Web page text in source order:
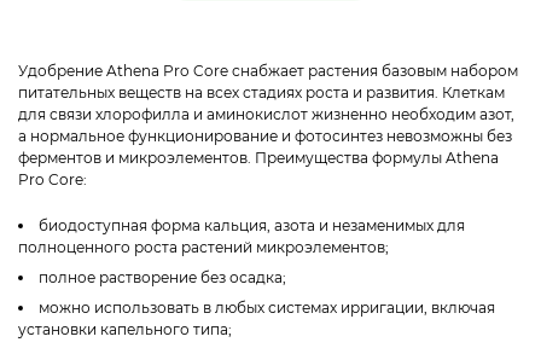
Удобрение Athena Pro Core снабжает растения базовым набором
питательных веществ на всех стадиях роста и развития. Клеткам
для связи хлорофилла и аминокислот жизненно необходим азот,
а нормальное функционирование и фотосинтез невозможны без
ферментов и микроэлементов. Преимущества формулы Athena
Pro Core:
биодоступная форма кальция, азота и незаменимых для
полноценного роста растений микроэлементов;
полное растворение без осадка;
можно использовать в любых системах ирригации, включая
установки капельного типа;